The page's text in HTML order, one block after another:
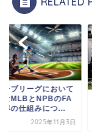
ーブリーグにおいて
なMLBとNPBのFA
得の仕組みにつ...
2025年11月3日